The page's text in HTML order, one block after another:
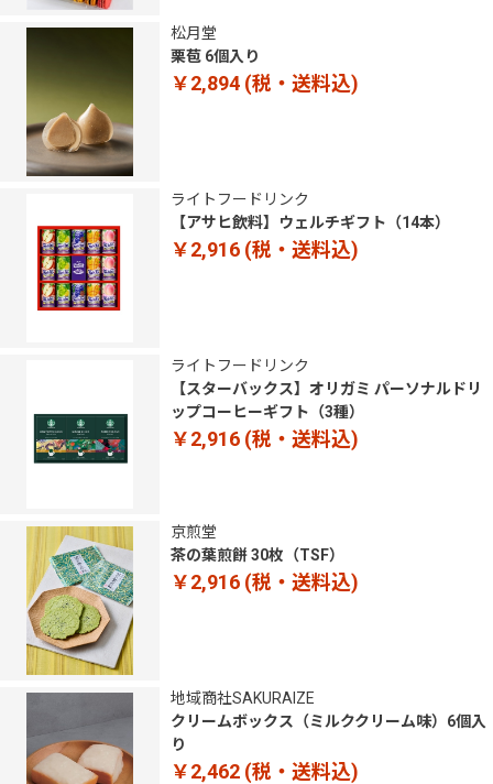
松月堂
栗苞 6個入り
￥2,894 (税・送料込)
ライトフードリンク
【アサヒ飲料】ウェルチギフト（14本）
￥2,916 (税・送料込)
ライトフードリンク
【スターバックス】オリガミ パーソナルドリ
ップコーヒーギフト（3種）
￥2,916 (税・送料込)
京煎堂
茶の葉煎餅 30枚（TSF）
￥2,916 (税・送料込)
地域商社SAKURAIZE
クリームボックス（ミルククリーム味）6個入
り
￥2,462 (税・送料込)